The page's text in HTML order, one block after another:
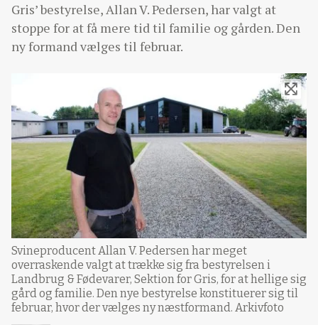
Gris’ bestyrelse, Allan V. Pedersen, har valgt at
stoppe for at få mere tid til familie og gården. Den
ny formand vælges til februar.
Svineproducent Allan V. Pedersen har meget
overraskende valgt at trække sig fra bestyrelsen i
Landbrug & Fødevarer, Sektion for Gris, for at hellige sig
gård og familie. Den nye bestyrelse konstituerer sig til
februar, hvor der vælges ny næstformand. Arkivfoto